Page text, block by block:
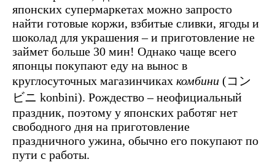
японских супермаркетах можно запросто
найти готовые коржи, взбитые сливки, ягоды и
шоколад для украшения – и приготовление не
займет больше 30 мин! Однако чаще всего
японцы покупают еду на вынос в
круглосуточных магазинчиках комбини (コン
ビニ konbini). Рождество – неофициальный
праздник, поэтому у японских работяг нет
свободного дня на приготовление
праздничного ужина, обычно его покупают по
пути с работы.